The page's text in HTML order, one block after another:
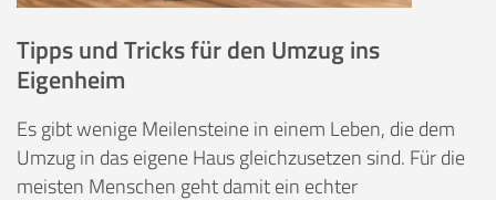
Tipps und Tricks für den Umzug ins
Eigenheim
Es gibt wenige Meilensteine in einem Leben, die dem
Umzug in das eigene Haus gleichzusetzen sind. Für die
meisten Menschen geht damit ein echter